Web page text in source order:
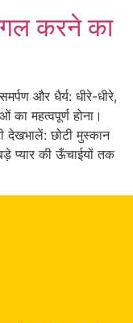
करने का
और धैर्य: धीरे-धीरे,
महत्वपूर्ण होना।
छोटी मुस्कान
प्यार की ऊँचाईयों तक